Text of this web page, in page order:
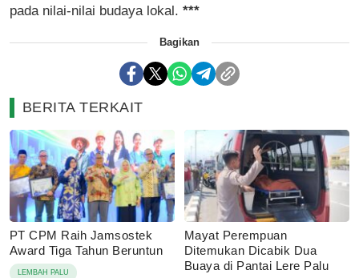
pada nilai-nilai budaya lokal. ***
Bagikan
BERITA TERKAIT
PT CPM Raih Jamsostek
Award Tiga Tahun Beruntun
LEMBAH PALU
Mayat Perempuan
Ditemukan Dicabik Dua
Buaya di Pantai Lere Palu